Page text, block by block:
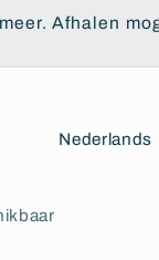
Afhalen
T
a
Nederlands